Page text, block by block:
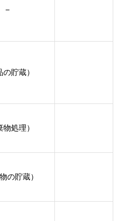
−
の貯蔵）
物処理）
の貯蔵）